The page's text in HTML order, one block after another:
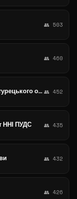
👥 503
👥 460
Darina Turk прямий постачальник турецького одягу 🇹🇷 👥 452
ННІ ПУДС 👥 435
👥 432
👥 426